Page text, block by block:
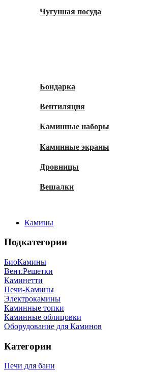
Чугунная посуда
Бондарка
Вентиляция
Каминные наборы
Каминные экраны
Дровницы
Вешалки
Камины
Подкатегории
БиоКамины
Вент.Решетки
Каминетти
Печи-Камины
Электрокамины
Каминные топки
Каминные облицовки
Оборудование для Каминов
Категории
Печи для бани